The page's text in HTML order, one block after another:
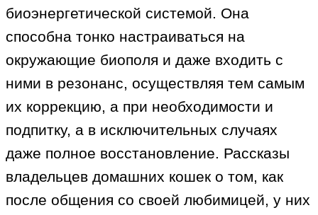
биоэнергетической системой. Она
способна тонко настраиваться на
окружающие биополя и даже входить с
ними в резонанс, осуществляя тем самым
их коррекцию, а при необходимости и
подпитку, а в исключительных случаях
даже полное восстановление. Рассказы
владельцев домашних кошек о том, как
после общения со своей любимицей, у них